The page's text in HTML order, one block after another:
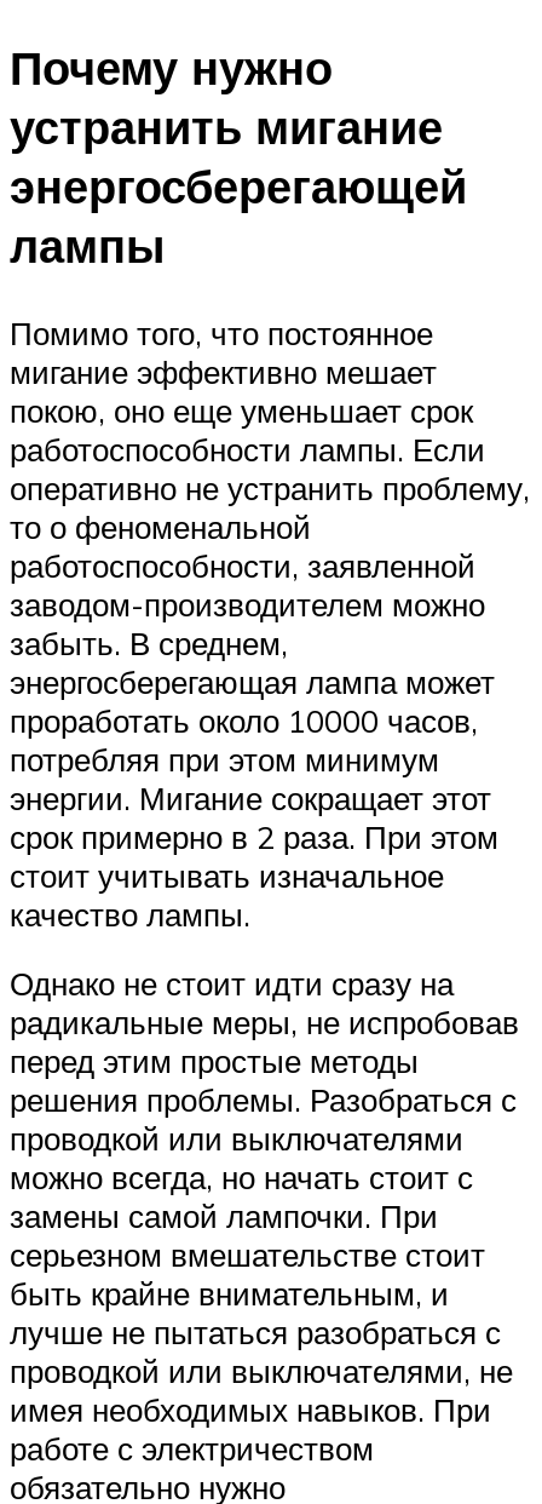
Почему нужно
устранить мигание
энергосберегающей
лампы
Помимо того, что постоянное
мигание эффективно мешает
покою, оно еще уменьшает срок
работоспособности лампы. Если
оперативно не устранить проблему,
то о феноменальной
работоспособности, заявленной
заводом-производителем можно
забыть. В среднем,
энергосберегающая лампа может
проработать около 10000 часов,
потребляя при этом минимум
энергии. Мигание сокращает этот
срок примерно в 2 раза. При этом
стоит учитывать изначальное
качество лампы.
Однако не стоит идти сразу на
радикальные меры, не испробовав
перед этим простые методы
решения проблемы. Разобраться с
проводкой или выключателями
можно всегда, но начать стоит с
замены самой лампочки. При
серьезном вмешательстве стоит
быть крайне внимательным, и
лучше не пытаться разобраться с
проводкой или выключателями, не
имея необходимых навыков. При
работе с электричеством
обязательно нужно